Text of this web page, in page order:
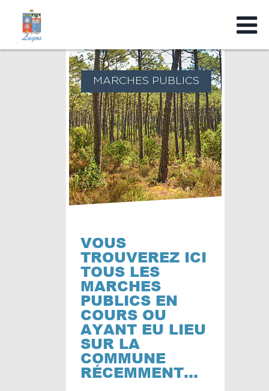
MARCHES PUBLICS
VOUS
TROUVEREZ ICI
TOUS LES
MARCHES
PUBLICS EN
COURS OU
AYANT EU LIEU
SUR LA
COMMUNE
RÉCEMMENT…